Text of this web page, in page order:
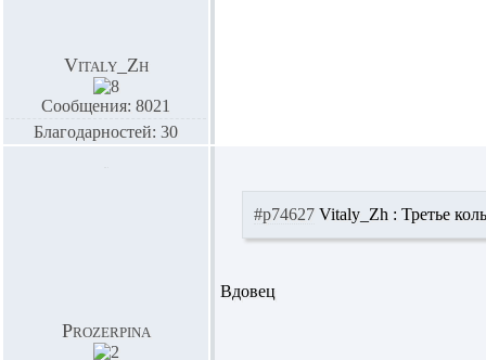
Vitaly_Zh
Сообщения: 8021
Благодарностей: 30
Prozerpina
#p74627 Vitaly_Zh : Третье
Вдовец